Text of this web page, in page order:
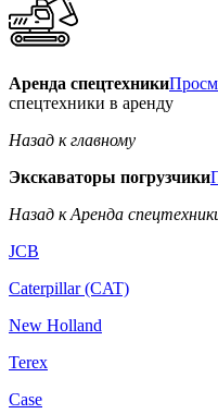
Аренда спецтехники
спецтехники в аренду
Назад к главному
Экскаваторы погрузчики
Назад к Аренда
JCB
Caterpillar (CAT)
New Holland
Terex
Case